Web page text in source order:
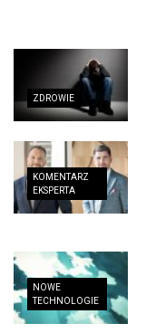
ZDROWIE
KOMENTARZ
EKSPERTA
NOWE
TECHNOLOGIE